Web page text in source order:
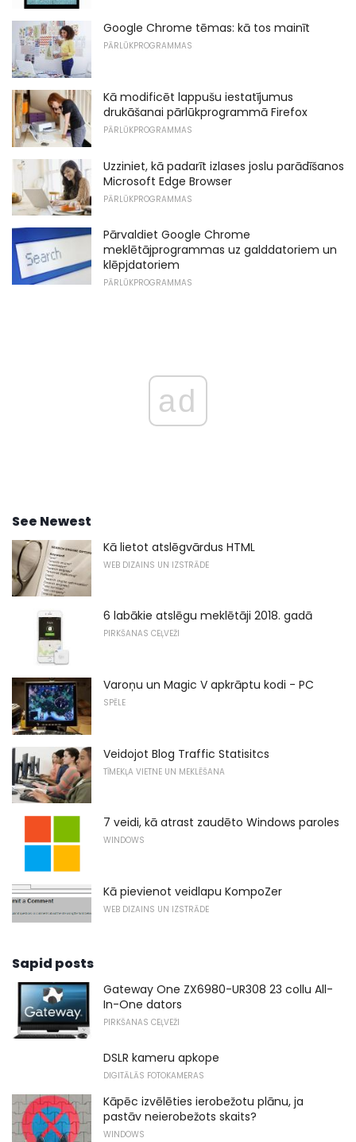
Google Chrome tēmas: kā tos mainīt
PĀRLŪKPROGRAMMAS
Kā modificēt lappušu iestatījumus
drukāšanai pārlūkprogrammā Firefox
PĀRLŪKPROGRAMMAS
Uzziniet, kā padarīt izlases joslu parādīšanos
Microsoft Edge Browser
PĀRLŪKPROGRAMMAS
Pārvaldiet Google Chrome
meklētājprogrammas uz galddatoriem un
klēpjdatoriem
PĀRLŪKPROGRAMMAS
ad
See Newest
Kā lietot atslēgvārdus HTML
WEB DIZAINS UN IZSTRĀDE
6 labākie atslēgu meklētāji 2018. gadā
PIRKŠANAS CEĻVEŽI
Varoņu un Magic V apkrāptu kodi - PC
SPĒLE
Veidojot Blog Traffic Statisitcs
TĪMEKĻA VIETNE UN MEKLĒŠANA
7 veidi, kā atrast zaudēto Windows paroles
WINDOWS
Kā pievienot veidlapu KompoZer
WEB DIZAINS UN IZSTRĀDE
Sapid posts
Gateway One ZX6980-UR308 23 collu All-
In-One dators
PIRKŠANAS CEĻVEŽI
DSLR kameru apkope
DIGITĀLĀS FOTOKAMERAS
Kāpēc izvēlēties ierobežotu plānu, ja
pastāv neierobežots skaits?
WINDOWS